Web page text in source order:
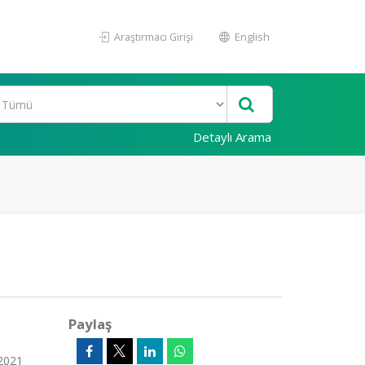
Araştırmacı Girişi English
Detaylı Arama
Paylaş